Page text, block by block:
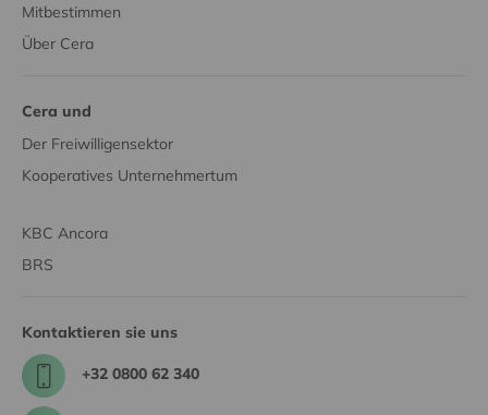
Mitbestimmen
Über Cera
Cera und
Der Freiwilligensektor
Kooperatives Unternehmertum
KBC Ancora
BRS
Kontaktieren sie uns
+32 0800 62 340